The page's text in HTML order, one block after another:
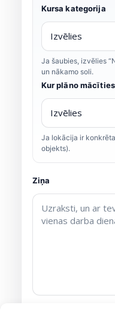
Kursa kategorija
Ja šaubies, izvēlies
un nākamo soli.
Kur plāno
Ja lokācija ir
objekts).
Ziņa